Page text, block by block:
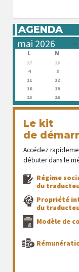
AGENDA
L M
27 28
4
5
11
12
18
19
25
26
Le kit
de
Accédez
débuter dans le
Régime
du
Propriété
du
Modèle de